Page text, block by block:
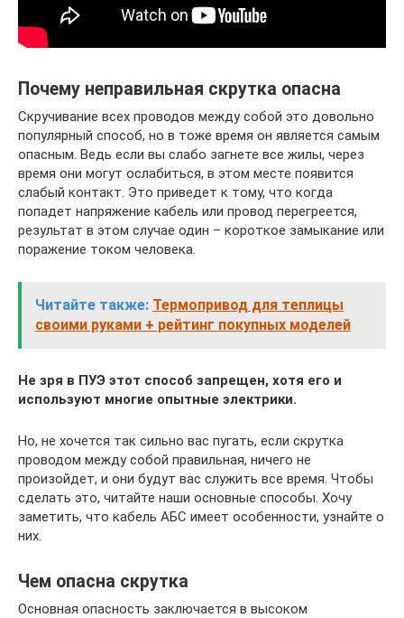
Почему неправильная скрутка опасна
Скручивание всех проводов между собой это довольно
популярный способ, но в тоже время он является самым
опасным. Ведь если вы слабо загнете все жилы, через
время они могут ослабиться, в этом месте появится
слабый контакт. Это приведет к тому, что когда
попадет напряжение кабель или провод перегреется,
результат в этом случае один – короткое замыкание или
поражение током человека.
Читайте также: Термопривод для теплицы
своими руками + рейтинг покупных моделей
Не зря в ПУЭ этот способ запрещен, хотя его и
используют многие опытные электрики.
Но, не хочется так сильно вас пугать, если скрутка
проводом между собой правильная, ничего не
произойдет, и они будут вас служить все время. Чтобы
сделать это, читайте наши основные способы. Хочу
заметить, что кабель АБС имеет особенности, узнайте о
них.
Чем опасна скрутка
Основная опасность заключается в высоком